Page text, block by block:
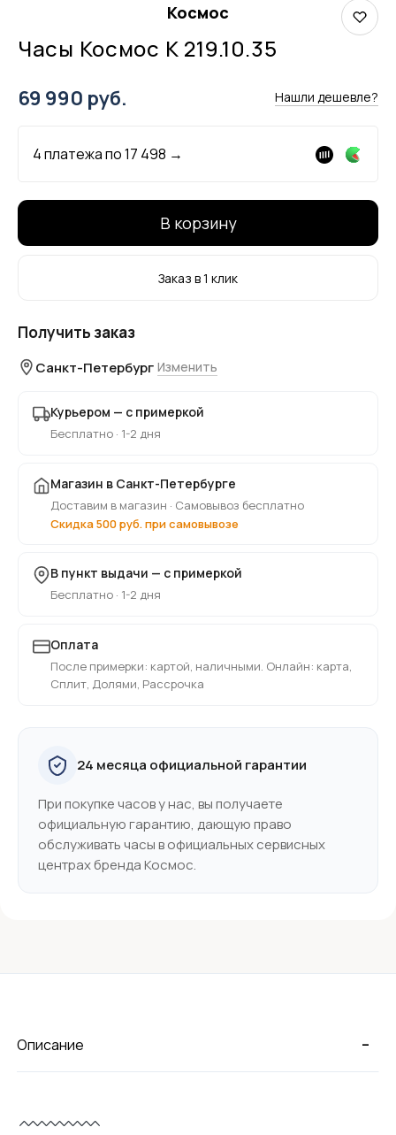
Космос
Часы Космос K 219.10.35
69 990 руб. Нашли дешевле?
4 платежа по17 498 →
В корзину
Заказ в 1 клик
Получить заказ
Санкт-Петербург Изменить
Курьером — с примеркой
Бесплатно · 1-2 дня
Магазин в Санкт-Петербурге
Доставим в магазин · Самовывоз бесплатно
Скидка 500 руб. при самовывозе
В пункт выдачи — с примеркой
Бесплатно · 1-2 дня
Оплата
После примерки: картой, наличными. Онлайн: карта,
Сплит, Долями, Рассрочка
24 месяца официальной гарантии
При покупке часов у нас, вы получаете
официальную гарантию, дающую право
обслуживать часы в официальных сервисных
центрах бренда Космос.
-
Описание